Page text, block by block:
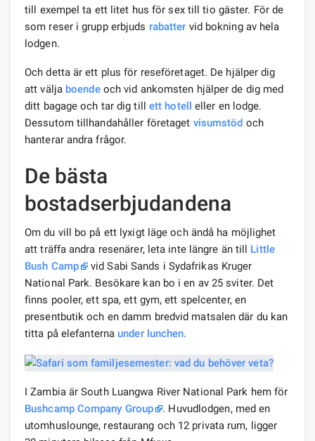
till exempel ta ett litet hus för sex till tio gäster. För de
som reser i grupp erbjuds rabatter vid bokning av hela
lodgen.
Och detta är ett plus för reseföretaget. De hjälper dig
att välja boendeoch vid ankomsten hjälper de dig med
ditt bagage och tar dig till ett hotell eller en lodge.
Dessutom tillhandahåller företaget visumstöd och
hanterar andra frågor.
De bästa
bostadserbjudandena
Om du vill bo på ett lyxigt läge och ändå ha möjlighet
att träffa andra resenärer, leta inte längre än till Little
Bush Camp
vid Sabi Sands i Sydafrikas Kruger
National Park. Besökare kan bo i en av 25 sviter. Det
finns pooler, ett spa, ett gym, ett spelcenter, en
presentbutik och en damm bredvid matsalen där du kan
titta på elefanternaunder lunchen.
I Zambia är South Luangwa River National Park hem för
Bushcamp Company Group
. Huvudlodgen, med en
utomhuslounge, restaurang och 12 privata rum, ligger